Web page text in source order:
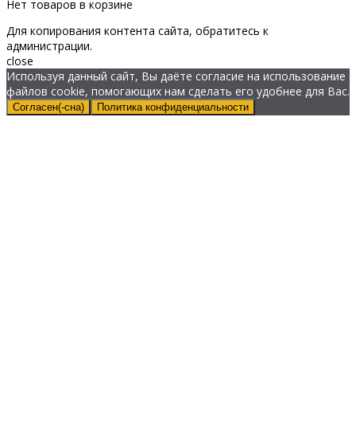
Нет товаров в корзине
Для копирования контента сайта, обратитесь к
администрации.
close
Используя данный сайт, Вы даёте согласие на использование
файлов cookie, помогающих нам сделать его удобнее для Вас.
Согласен(-сна) Политика конфиденциальности